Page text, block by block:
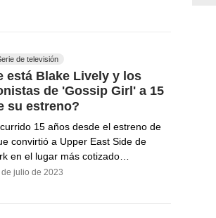
de televisión
está Blake Lively y los
de 'Gossip Girl' a 15
su estreno?
15 años desde el estreno de
convirtió a Upper East Side de
en el lugar más cotizado…
julio de 2023